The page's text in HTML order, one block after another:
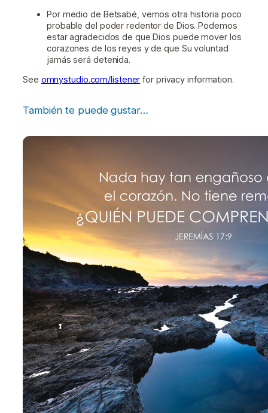
Por medio de Betsabé, vemos otra historia poco
probable del poder redentor de Dios. Podemos
estar agradecidos de que Dios puede mover los
corazones de los reyes y de que Su voluntad
jamás será detenida.
See omnystudio.com/listener for privacy information.
También te puede gustar…